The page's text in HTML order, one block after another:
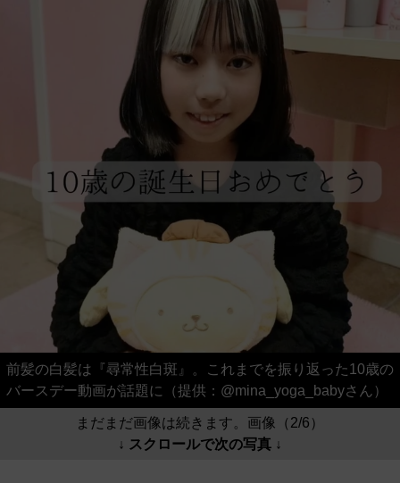
前髪の白髪は『尋常性白斑』。これまでを振り返った10歳の
バースデー動画が話題に（提供：@mina_yoga_babyさん）
まだまだ画像は続きます。画像（2/6）
↓ スクロールで次の写真 ↓